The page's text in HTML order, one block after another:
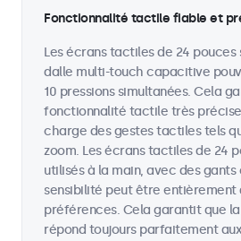
Fonctionnalité tactile fiable et
Les écrans tactiles de 24 pouces
dalle multi-touch capacitive
10 pressions simultanées. Cela
fonctionnalité tactile très
charge des gestes tactiles tels
zoom. Les écrans tactiles de 24
utilisés à la main, avec des gants
sensibilité peut être entièrement
préférences. Cela garantit que
répond toujours parfaitement